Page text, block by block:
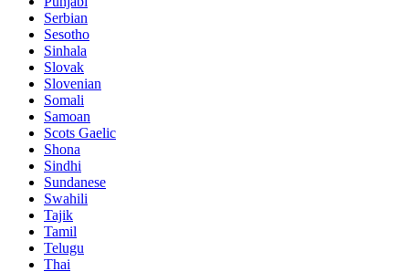
Serbian
Sesotho
Sinhala
Slovak
Slovenian
Somali
Samoan
Scots Gaelic
Shona
Sindhi
Sundanese
Swahili
Tajik
Tamil
Telugu
Thai